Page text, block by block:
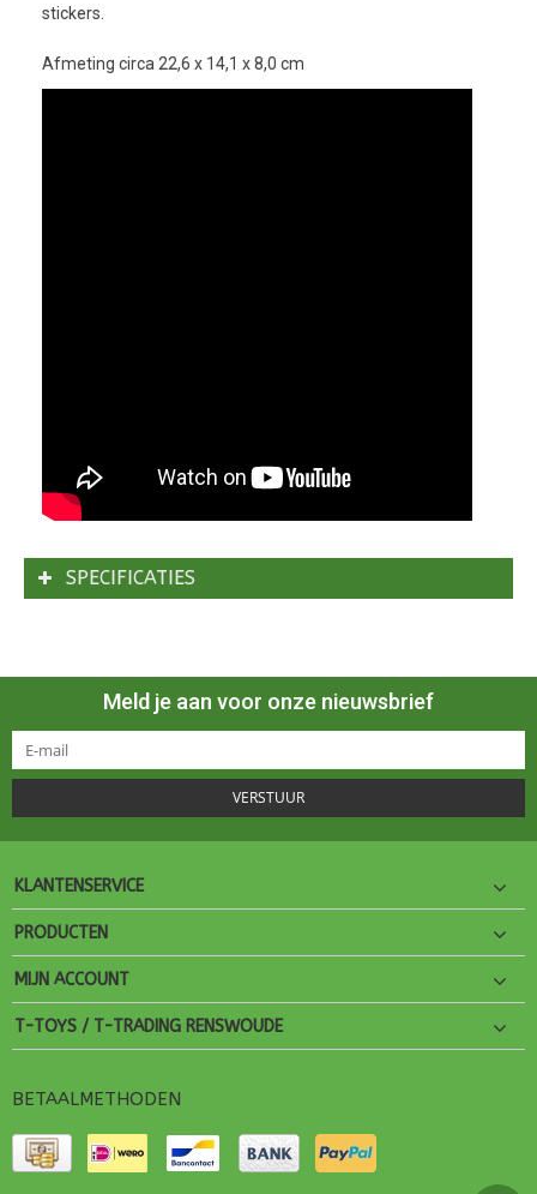
stickers.
Afmeting circa 22,6 x 14,1 x 8,0 cm
SPECIFICATIES
Meld je aan voor onze nieuwsbrief
VERSTUUR
KLANTENSERVICE
PRODUCTEN
MIJN ACCOUNT
T-TOYS / T-TRADING RENSWOUDE
BETAALMETHODEN